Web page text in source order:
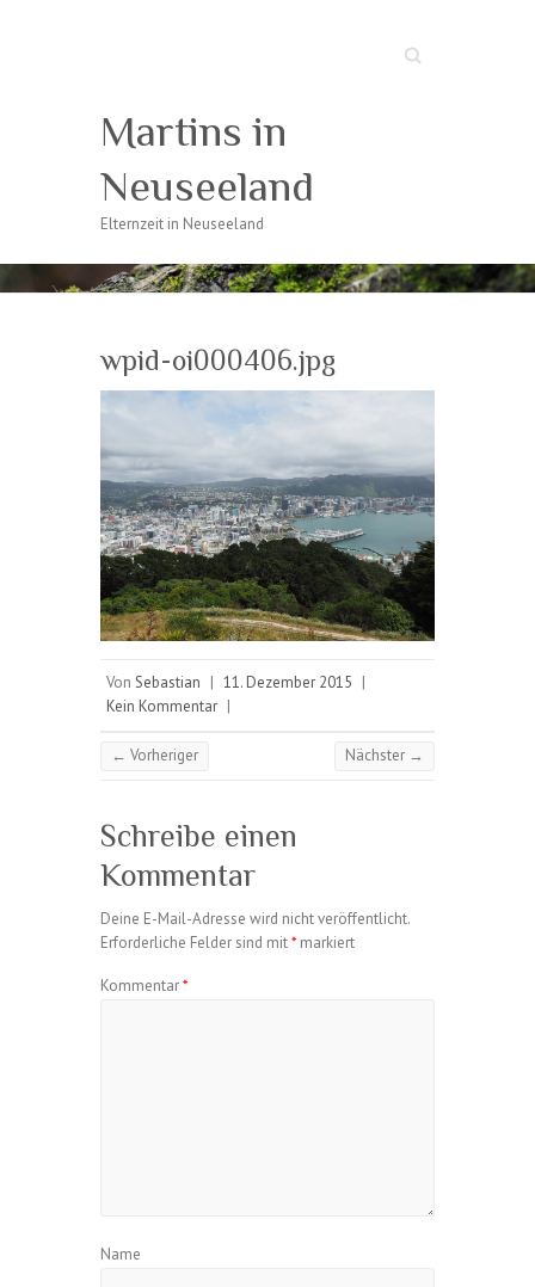
Suche
Martins in
Neuseeland
Elternzeit in Neuseeland
wpid-oi000406.jpg
Von Sebastian | 11. Dezember 2015 |
Kein Kommentar |
← Vorheriger Nächster →
Schreibe einen
Kommentar
Deine E-Mail-Adresse wird nicht veröffentlicht.
Erforderliche Felder sind mit* markiert
Kommentar*
Name